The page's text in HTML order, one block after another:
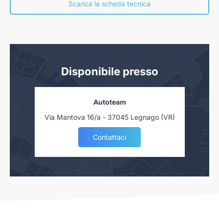
Scarica la scheda tecnica
Disponibile presso
Autoteam
Via Mantova 16/a - 37045 Legnago (VR)
Contattaci